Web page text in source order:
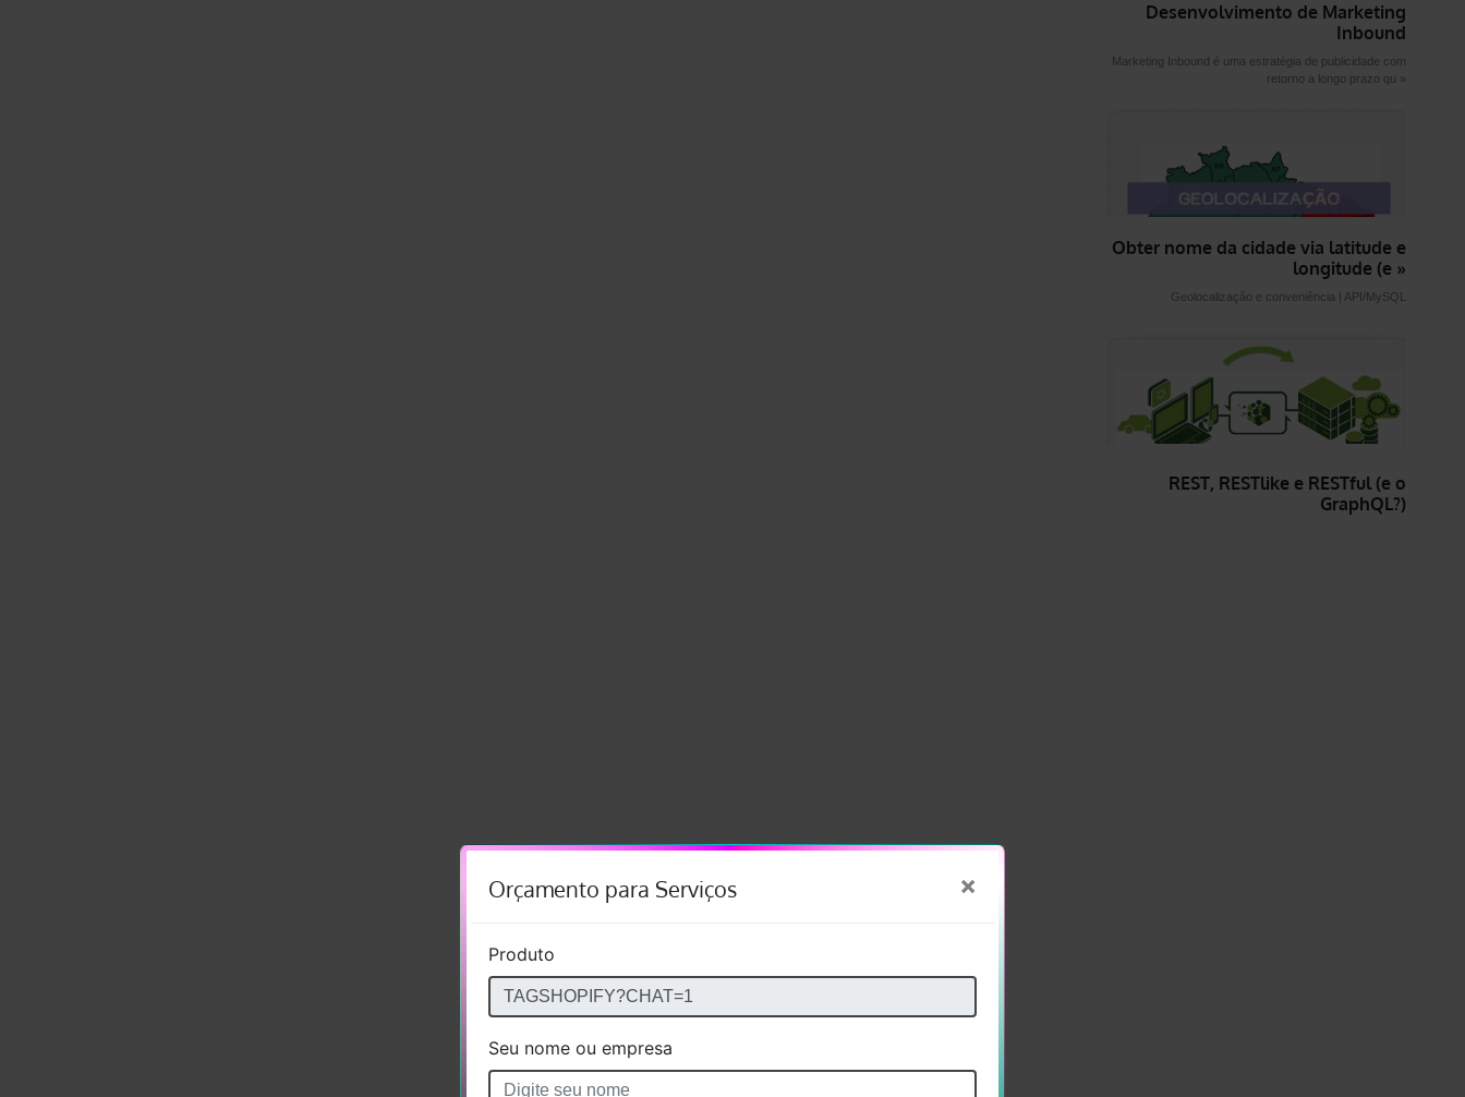
Desenvolvimento de Marketing
Inbound
Marketing Inbound é uma estratégia de publicidade com
retorno a longo prazo qu »
Obter nome da cidade via latitude e
longitude (e »
Geolocalização e conveniência | API/MySQL
REST, RESTlike e RESTful (e o
GraphQL?)
Orçamento para Serviços ×
Produto
Seu nome ou empresa